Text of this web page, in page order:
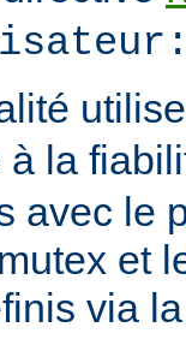
à la
avec le
et
via